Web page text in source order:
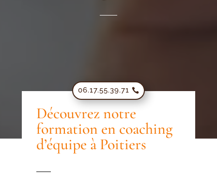
06.17.55.39.71
Découvrez notre
formation en coaching
d’équipe à Poitiers